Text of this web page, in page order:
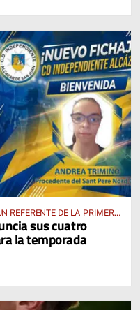
REFERENTE DE LA PRIMERA
sus cuatro
la temporada